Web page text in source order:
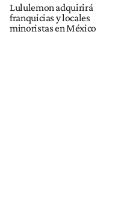
Lululemon adquirirá
franquicias y locales
minoristas en México